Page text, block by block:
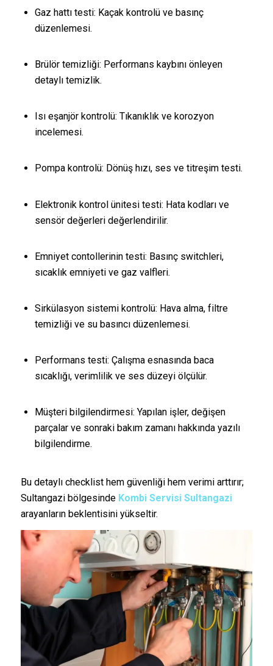
Gaz hattı testi: Kaçak kontrolü ve basınç
düzenlemesi.
Brülör temizliği: Performans kaybını önleyen
detaylı temizlik.
Isı eşanjör kontrolü: Tıkanıklık ve korozyon
incelemesi.
Pompa kontrolü: Dönüş hızı, ses ve titreşim testi.
Elektronik kontrol ünitesi testi: Hata kodları ve
sensör değerleri değerlendirilir.
Emniyet contollerinin testi: Basınç switchleri,
sıcaklık emniyeti ve gaz valfleri.
Sirkülasyon sistemi kontrolü: Hava alma, filtre
temizliği ve su basıncı düzenlemesi.
Performans testi: Çalışma esnasında baca
sıcaklığı, verimlilik ve ses düzeyi ölçülür.
Müşteri bilgilendirmesi: Yapılan işler, değişen
parçalar ve sonraki bakım zamanı hakkında yazılı
bilgilendirme.
Bu detaylı checklist hem güvenliği hem verimi arttırır;
Sultangazi bölgesinde Kombi Servisi Sultangazi
arayanların beklentisini yükseltir.